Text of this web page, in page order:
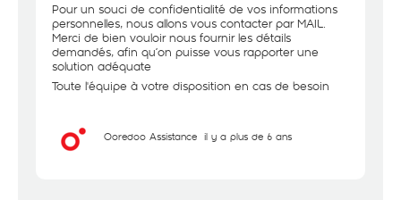
Pour un souci de confidentialité de vos informations
personnelles, nous allons vous contacter par MAIL.
Merci de bien vouloir nous fournir les détails
demandés, afin qu’on puisse vous rapporter une
solution adéquate
Toute l'équipe à votre disposition en cas de besoin
Ooredoo Assistance il y a plus de 6 ans